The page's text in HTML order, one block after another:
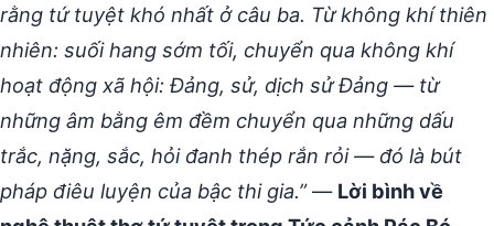
rằng tứ tuyệt khó nhất ở câu ba. Từ không khí thiên
nhiên: suối hang sớm tối, chuyển qua không khí
hoạt động xã hội: Đảng, sử, dịch sử Đảng — từ
những âm bằng êm đềm chuyển qua những dấu
trắc, nặng, sắc, hỏi đanh thép rắn rỏi — đó là bút
pháp điêu luyện của bậc thi gia.”— Lời bình về